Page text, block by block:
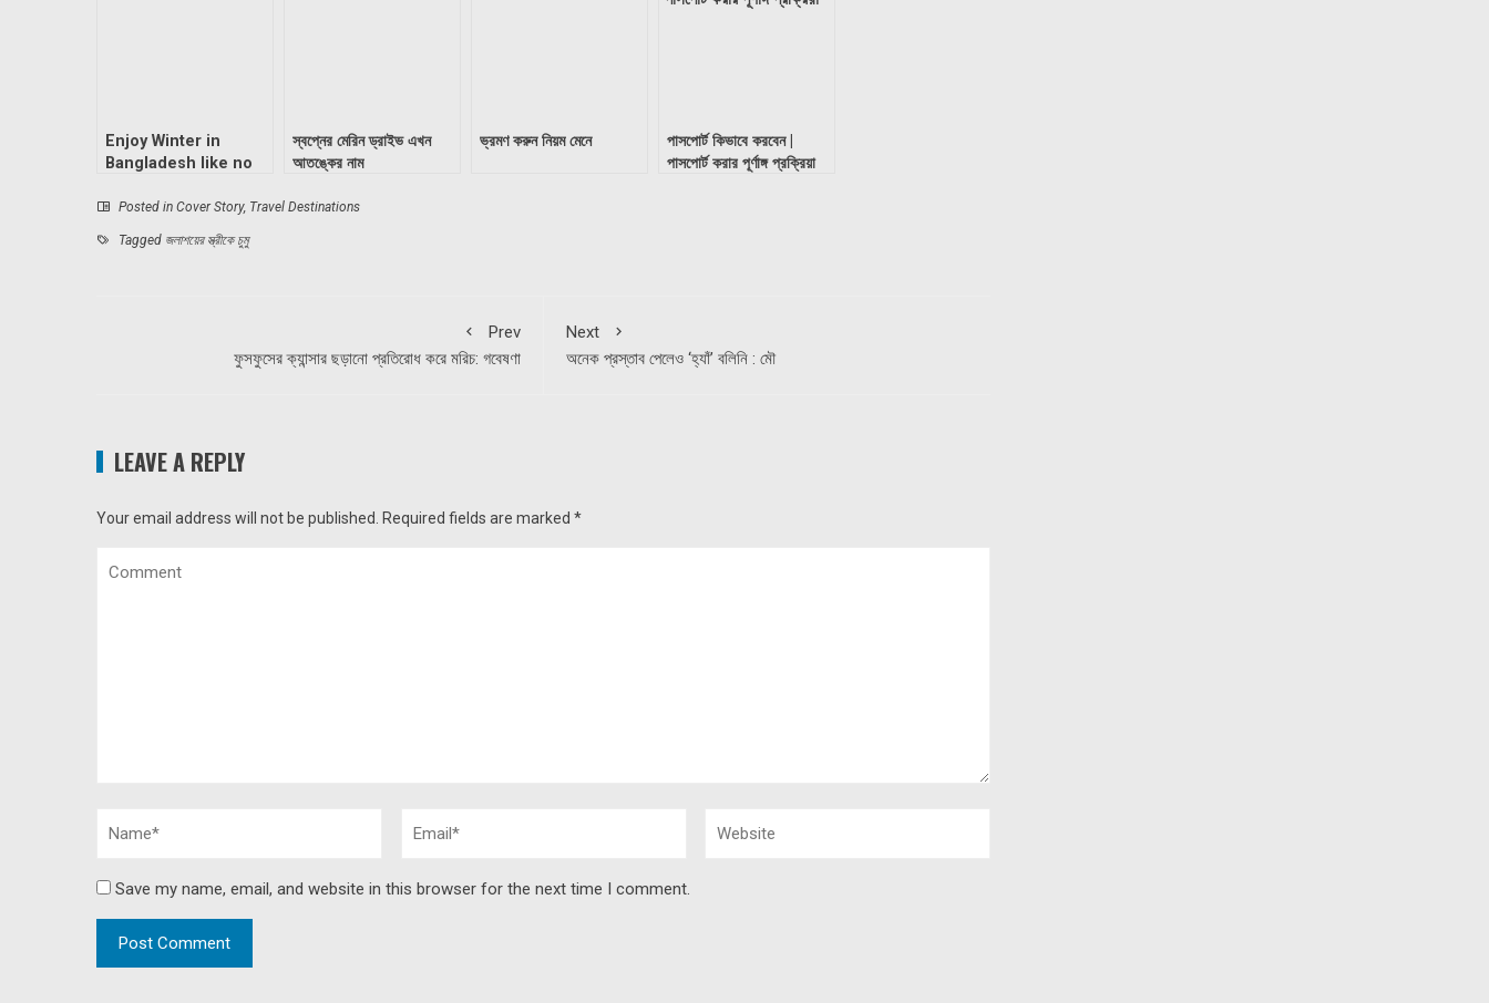
Enjoy Winter in
Bangladesh like no
স্বপ্নের মেরিন ড্রাইভ এখন
আতঙ্কের নাম
ভ্রমণ করুন নিয়ম মেনে
পাসপোর্ট কিভাবে করবেন |
পাসপোর্ট করার পূর্ণাঙ্গ প্রক্রিয়া
Posted in Cover Story, Travel Destinations
Tagged জলাশয়ের স্ত্রীকে চুমু
Prev
ফুসফুসের ক্যান্সার ছড়ানো প্রতিরোধ করে মরিচ: গবেষণা
Next
অনেক প্রস্তাব পেলেও ‘হ্যাঁ’ বলিনি : মৌ
LEAVE A REPLY
Your email address will not be published. Required fields are marked *
Save my name, email, and website in this browser for the next time I comment.